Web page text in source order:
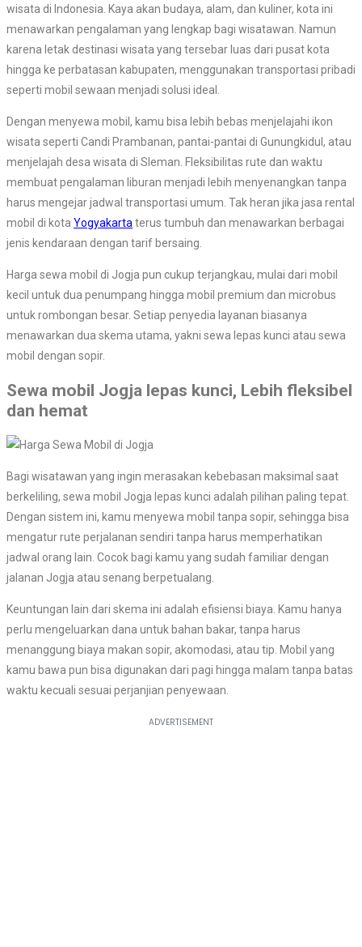
wisata di Indonesia. Kaya akan budaya, alam, dan kuliner, kota ini
menawarkan pengalaman yang lengkap bagi wisatawan. Namun
karena letak destinasi wisata yang tersebar luas dari pusat kota
hingga ke perbatasan kabupaten, menggunakan transportasi pribadi
seperti mobil sewaan menjadi solusi ideal.
Dengan menyewa mobil, kamu bisa lebih bebas menjelajahi ikon
wisata seperti Candi Prambanan, pantai-pantai di Gunungkidul, atau
menjelajah desa wisata di Sleman. Fleksibilitas rute dan waktu
membuat pengalaman liburan menjadi lebih menyenangkan tanpa
harus mengejar jadwal transportasi umum. Tak heran jika jasa rental
mobil di kota Yogyakartaterus tumbuh dan menawarkan berbagai
jenis kendaraan dengan tarif bersaing.
Harga sewa mobil di Jogja pun cukup terjangkau, mulai dari mobil
kecil untuk dua penumpang hingga mobil premium dan microbus
untuk rombongan besar. Setiap penyedia layanan biasanya
menawarkan dua skema utama, yakni sewa lepas kunci atau sewa
mobil dengan sopir.
Sewa mobil Jogja lepas kunci, Lebih fleksibel
dan hemat
Bagi wisatawan yang ingin merasakan kebebasan maksimal saat
berkeliling, sewa mobil Jogja lepas kunci adalah pilihan paling tepat.
Dengan sistem ini, kamu menyewa mobil tanpa sopir, sehingga bisa
mengatur rute perjalanan sendiri tanpa harus memperhatikan
jadwal orang lain. Cocok bagi kamu yang sudah familiar dengan
jalanan Jogja atau senang berpetualang.
Keuntungan lain dari skema ini adalah efisiensi biaya. Kamu hanya
perlu mengeluarkan dana untuk bahan bakar, tanpa harus
menanggung biaya makan sopir, akomodasi, atau tip. Mobil yang
kamu bawa pun bisa digunakan dari pagi hingga malam tanpa batas
waktu kecuali sesuai perjanjian penyewaan.